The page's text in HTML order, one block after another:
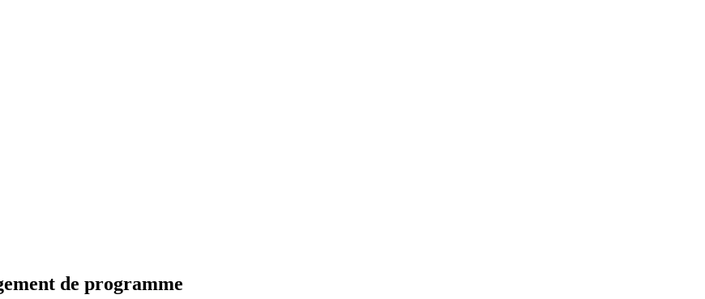
de programme